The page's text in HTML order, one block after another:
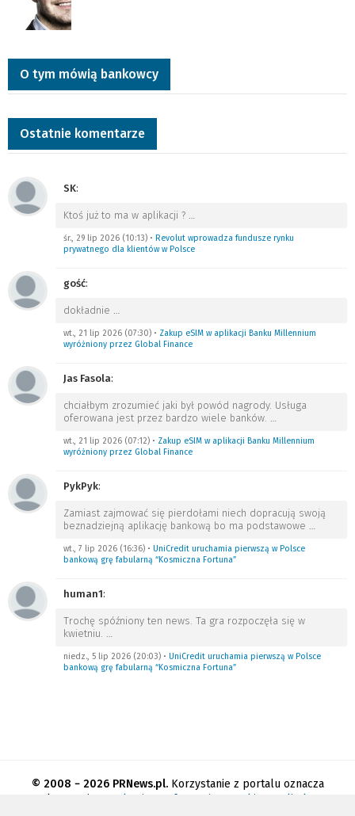
O tym mówią bankowcy
Ostatnie komentarze
SK:
Ktoś już to ma w aplikacji ? …
śr., 29 lip 2026 (10:13) • Revolut wprowadza fundusze rynku
prywatnego dla klientów w Polsce
gość:
dokładnie …
wt., 21 lip 2026 (07:30) • Zakup eSIM w aplikacji Banku Millennium
wyróżniony przez Global Finance
Jas Fasola:
chciałbym zrozumieć jaki był powód nagrody. Usługa
oferowana jest przez bardzo wiele banków. …
wt., 21 lip 2026 (07:12) • Zakup eSIM w aplikacji Banku Millennium
wyróżniony przez Global Finance
PykPyk:
Zamiast zajmować się pierdołami niech dopracują swoją
beznadziejną aplikację bankową bo ma podstawowe …
wt., 7 lip 2026 (16:36) • UniCredit uruchamia pierwszą w Polsce
bankową grę fabularną “Kosmiczna Fortuna”
human1:
Trochę spóźniony ten news. Ta gra rozpoczęła się w
kwietniu. …
niedz., 5 lip 2026 (20:03) • UniCredit uruchamia pierwszą w Polsce
bankową grę fabularną “Kosmiczna Fortuna”
© 2008 − 2026 PRNews.pl.Korzystanie z portalu oznacza
akceptację
regulaminu Informacja o cookies
Polityka